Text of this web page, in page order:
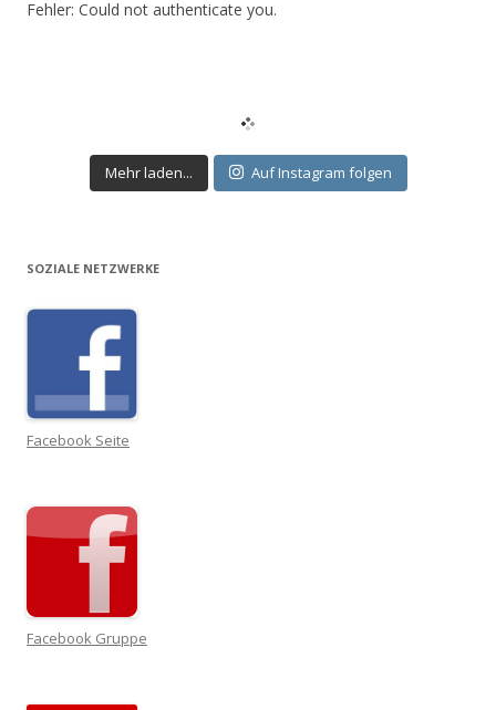
Fehler: Could not authenticate you.
Mehr laden... Auf Instagram folgen
SOZIALE NETZWERKE
Facebook Seite
Facebook Gruppe